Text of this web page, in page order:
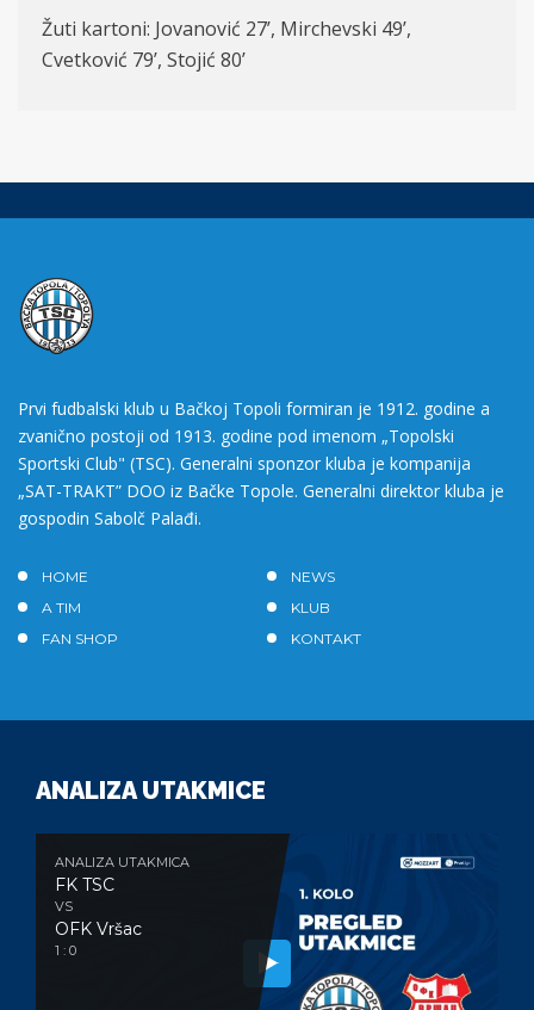
Žuti kartoni: Jovanović 27’, Mirchevski 49’,
Cvetković 79’, Stojić 80’
Prvi fudbalski klub u Bačkoj Topoli formiran je 1912. godine a
zvanično postoji od 1913. godine pod imenom „Topolski
Sportski Club" (TSC). Generalni sponzor kluba je kompanija
„SAT-TRAKT” DOO iz Bačke Topole. Generalni direktor kluba je
gospodin Sabolč Palađi.
HOME
NEWS
A TIM
KLUB
FAN SHOP
KONTAKT
ANALIZA UTAKMICE
ANALIZA UTAKMICA
FK TSC
VS
OFK Vršac
1 : 0